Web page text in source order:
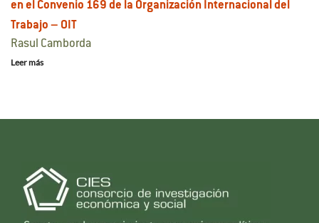
en el Convenio 169 de la Organización Internacional del
Trabajo – OIT
Rasul Camborda
Leer más